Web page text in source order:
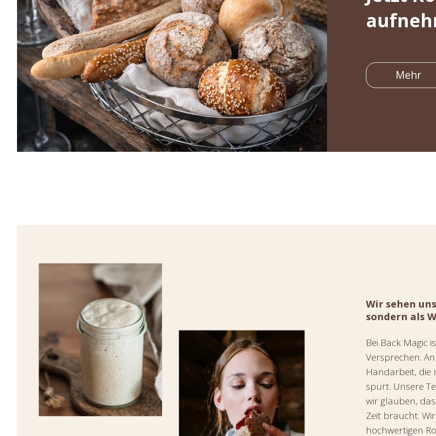
Mehr
Wir sehen
sondern als
Bei Back Magic
Versprechen.
Handarbeit,
spürt. Unsere
wir glauben,
Zeit braucht.
hochwertigen